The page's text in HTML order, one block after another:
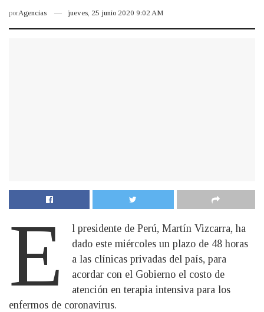
porAgencias jueves, 25 junio 2020 9:02 AM
E
l presidente de Perú, Martín Vizcarra, ha
dado este miércoles un plazo de 48 horas
a las clínicas privadas del país, para
acordar con el Gobierno el costo de
atención en terapia intensiva para los
enfermos de coronavirus.